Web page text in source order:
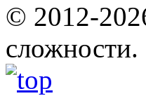
© 2012-
сложности.